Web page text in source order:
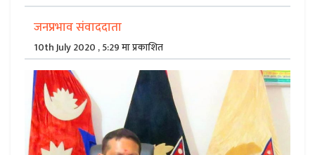
जनप्रभाव संवाददाता
10th July 2020 , 5:29 मा प्रकाशित